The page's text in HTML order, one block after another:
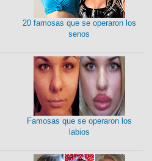
20 famosas que se operaron los
senos
Famosas que se operaron los
labios